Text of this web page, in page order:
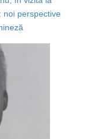
noi perspective